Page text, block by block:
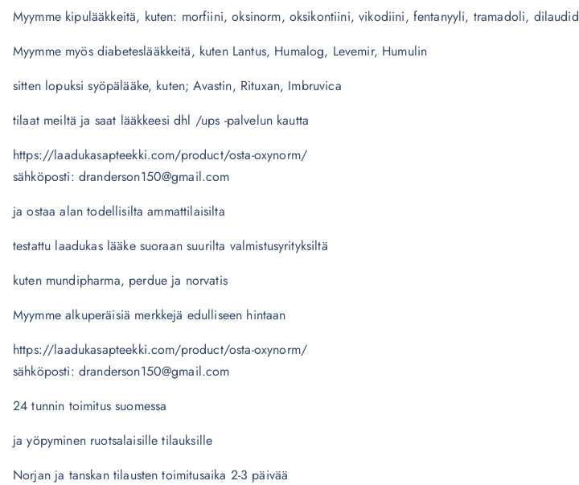
Myymme kipulääkkeitä, kuten: morfiini, oksinorm, oksikontiini, vikodiini, fentanyyli, tramadoli, dilaudid
Myymme myös diabeteslääkkeitä, kuten Lantus, Humalog, Levemir, Humulin
sitten lopuksi syöpälääke, kuten; Avastin, Rituxan, Imbruvica
tilaat meiltä ja saat lääkkeesi dhl /ups -palvelun kautta
https://laadukasapteekki.com/product/osta-oxynorm/
sähköposti: dranderson150@gmail.com
ja ostaa alan todellisilta ammattilaisilta
testattu laadukas lääke suoraan suurilta valmistusyrityksiltä
kuten mundipharma, perdue ja norvatis
Myymme alkuperäisiä merkkejä edulliseen hintaan
https://laadukasapteekki.com/product/osta-oxynorm/
sähköposti: dranderson150@gmail.com
24 tunnin toimitus suomessa
ja yöpyminen ruotsalaisille tilauksille
Norjan ja tanskan tilausten toimitusaika 2-3 päivää